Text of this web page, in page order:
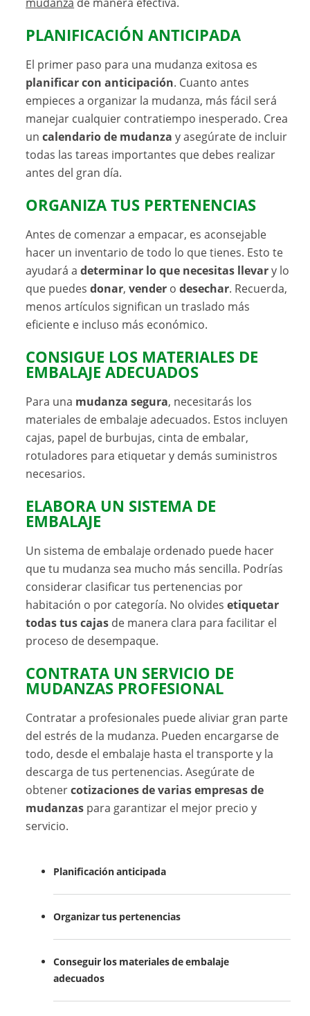
PLANIFICACIÓN ANTICIPADA
El primer paso para una mudanza exitosa es
planificar con anticipación. Cuanto antes
empieces a organizar la mudanza, más fácil será
manejar cualquier contratiempo inesperado. Crea
uncalendario de mudanza y asegúrate de incluir
todas las tareas importantes que debes realizar
antes del gran día.
ORGANIZA TUS PERTENENCIAS
Antes de comenzar a empacar, es aconsejable
hacer un inventario de todo lo que tienes. Esto te
ayudará adeterminar lo que necesitas llevary lo
que puedesdonar,vender odesechar. Recuerda,
menos artículos significan un traslado más
eficiente e incluso más económico.
CONSIGUE LOS MATERIALES DE
EMBALAJE ADECUADOS
Para una mudanza segura, necesitarás los
materiales de embalaje adecuados. Estos incluyen
cajas, papel de burbujas, cinta de embalar,
rotuladores para etiquetar y demás suministros
necesarios.
ELABORA UN SISTEMA DE
EMBALAJE
Un sistema de embalaje ordenado puede hacer
que tu mudanza sea mucho más sencilla. Podrías
considerar clasificar tus pertenencias por
habitación o por categoría. No olvidesetiquetar
todas tus cajas de manera clara para facilitar el
proceso de desempaque.
CONTRATA UN SERVICIO DE
MUDANZAS PROFESIONAL
Contratar a profesionales puede aliviar gran parte
del estrés de la mudanza. Pueden encargarse de
todo, desde el embalaje hasta el transporte y la
descarga de tus pertenencias. Asegúrate de
obtenercotizaciones de varias empresas de
mudanzas para garantizar el mejor precio y
servicio.
Planificación anticipada
Organizar tus pertenencias
Conseguir los materiales de embalaje
adecuados